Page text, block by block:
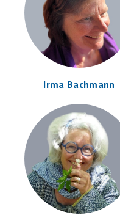
Irma Bachmann